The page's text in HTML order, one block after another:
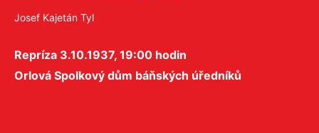
Josef Kajetán Tyl
Repríza 3.10.1937, 19:00 hodin
Orlová Spolkový dům báňských úředníků